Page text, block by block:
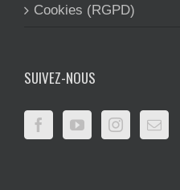
Cookies (RGPD)
SUIVEZ-NOUS